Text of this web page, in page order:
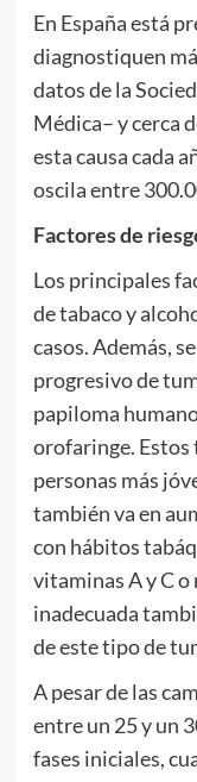
En España está
diagnostiquen
datos de la
Médica– y cerca
esta causa cada
oscila entre
Factores de
Los principales
de tabaco y
casos. Además,
progresivo de
papiloma
orofaringe. Estos
personas más
también va en
con hábitos
vitaminas A y C
inadecuada
de este tipo de
A pesar de las
entre un 25 y un
fases iniciales,